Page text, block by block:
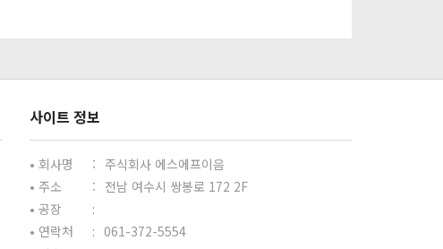
사이트 정보
• 회사명 : 주식회사 에스에프이음
• 주소
: 전남 여수시 쌍봉로 172 2F
• 공장
:
• 연락처
: 061-372-5554